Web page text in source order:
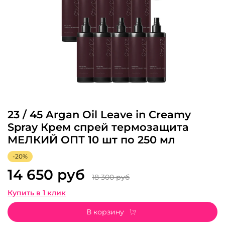
23 / 45 Argan Oil Leave in Creamy
Spray Крем спрей термозащита
МЕЛКИЙ ОПТ 10 шт по 250 мл
-20%
14 650 руб
18 300 руб
Купить в 1 клик
В корзину